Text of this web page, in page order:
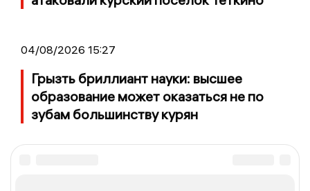
04/08/2026 15:27
Грызть бриллиант науки: высшее
образование может оказаться не по
зубам большинству курян